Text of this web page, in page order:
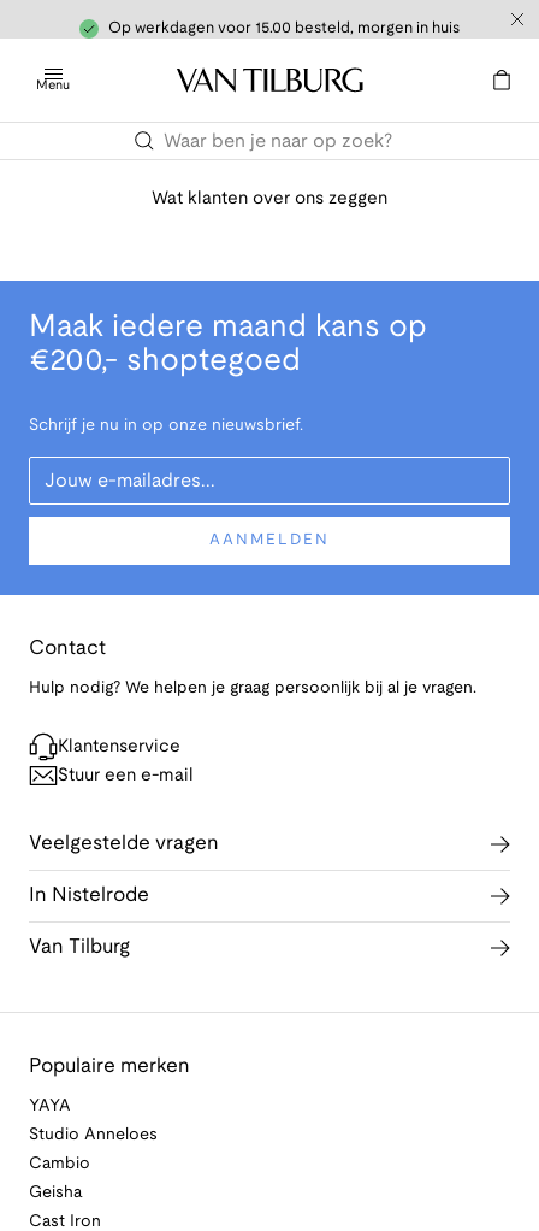
Op werkdagen voor 15.00 besteld, morgen in huis
Menu
Wat klanten over ons zeggen
Maak iedere maand kans op
€200,- shoptegoed
Schrijf je nu in op onze nieuwsbrief.
Your Email
AANMELDEN
Contact
Hulp nodig? We helpen je graag persoonlijk bij al je vragen.
Klantenservice
Stuur een e-mail
Veelgestelde vragen
In Nistelrode
Van Tilburg
Populaire merken
YAYA
Studio Anneloes
Cambio
Geisha
Cast Iron